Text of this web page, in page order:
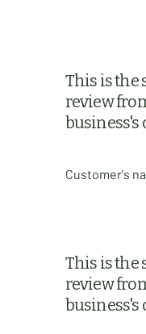
This is the
review
business's
Customer's
This is the
review
business's